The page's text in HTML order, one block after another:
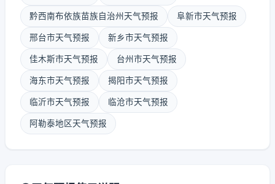
黔西南布依族苗族自治州天气预报 阜新市天气预报
邢台市天气预报 新乡市天气预报
佳木斯市天气预报 台州市天气预报
海东市天气预报 揭阳市天气预报
临沂市天气预报 临沧市天气预报
阿勒泰地区天气预报